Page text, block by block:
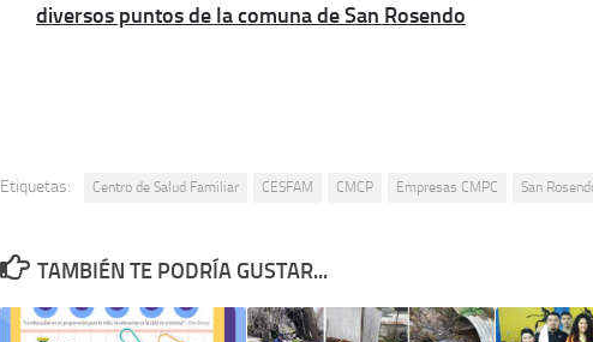
diversos puntos de la comuna de San Rosendo
Etiquetas: Centro de Salud Familiar CESFAM CMCP Empresas CMPC San
TAMBIÉN TE PODRÍA GUSTAR...